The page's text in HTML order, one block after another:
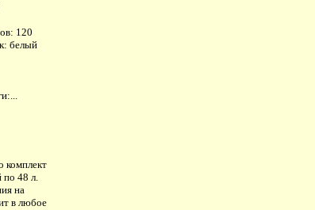
120
белый
комплект
по 48 л.
на
в любое